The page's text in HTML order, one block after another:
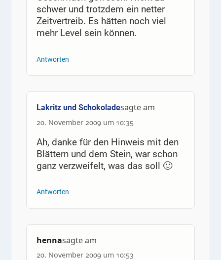
schwer und trotzdem ein netter
Zeitvertreib. Es hätten noch viel
mehr Level sein können.
Antworten
Lakritz und Schokoladesagte am
20. November 2009 um 10:35
Ah, danke für den Hinweis mit den
Blättern und dem Stein, war schon
ganz verzweifelt, was das soll 🙂
Antworten
hennasagte am
20. November 2009 um 10:53